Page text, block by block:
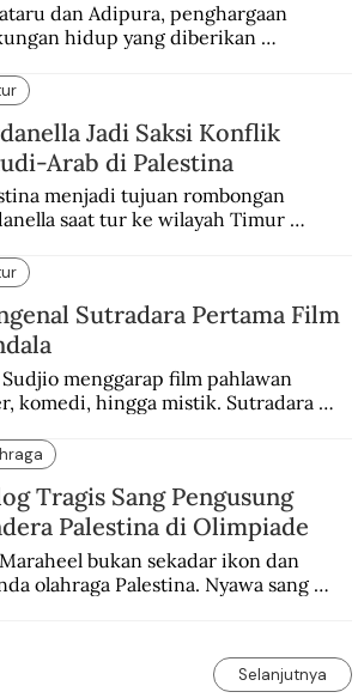
dan Adipura, penghargaan
hidup yang diberikan
Jadi Saksi Konflik
Arab di Palestina
menjadi tujuan rombongan
saat tur ke wilayah Timur
antara orang Yahudi dan
Arab.
Sutradara Pertama Film
menggarap film pahlawan
komedi, hingga mistik. Sutradara
Tragis Sang Pengusung
Palestina di Olimpiade
bukan sekadar ikon dan
olahraga Palestina. Nyawa sang
Selanjutnya